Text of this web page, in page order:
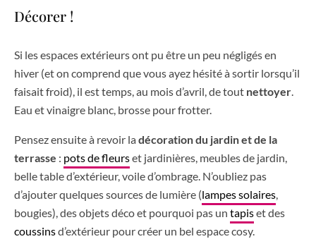
Décorer !
Si les espaces extérieurs ont pu être un peu négligés en
hiver (et on comprend que vous ayez hésité à sortir lorsqu’il
faisait froid), il est temps, au mois d’avril, de tout nettoyer.
Eau et vinaigre blanc, brosse pour frotter.
Pensez ensuite à revoir ladécoration du jardin et de la
terrasse : pots de fleurset jardinières, meubles de jardin,
belle table d’extérieur, voile d’ombrage. N’oubliez pas
d’ajouter quelques sources de lumière (lampes solaires,
bougies), des objets déco et pourquoi pas un tapiset des
coussinsd’extérieur pour créer un bel espace cosy.